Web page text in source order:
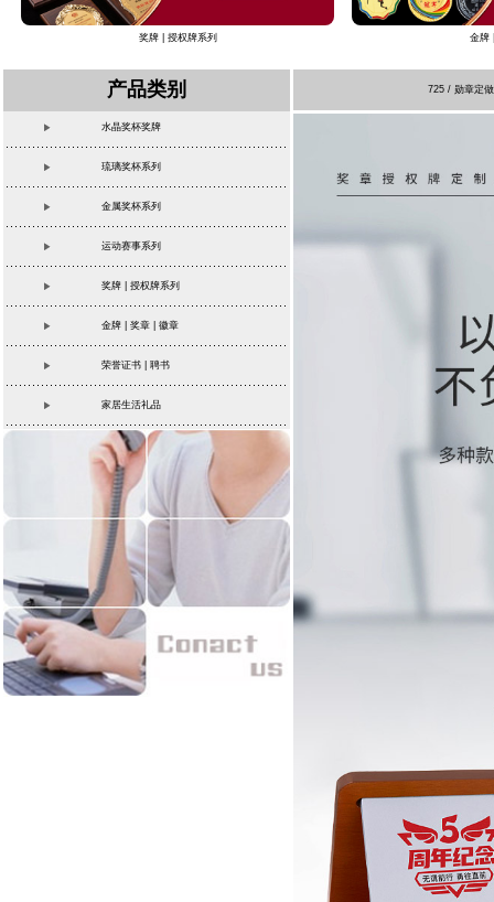
奖牌 | 授权牌系列 金牌
产品类别
水晶奖杯奖牌
琉璃奖杯系列
金属奖杯系列
运动赛事系列
奖牌 | 授权牌系列
金牌 | 奖章 | 徽章
荣誉证书 | 聘书
家居生活礼品
725 / 勋章定